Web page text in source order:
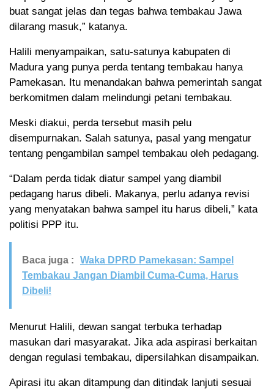
buat sangat jelas dan tegas bahwa tembakau Jawa
dilarang masuk,” katanya.
Halili menyampaikan, satu-satunya kabupaten di
Madura yang punya perda tentang tembakau hanya
Pamekasan. Itu menandakan bahwa pemerintah sangat
berkomitmen dalam melindungi petani tembakau.
Meski diakui, perda tersebut masih pelu
disempurnakan. Salah satunya, pasal yang mengatur
tentang pengambilan sampel tembakau oleh pedagang.
“Dalam perda tidak diatur sampel yang diambil
pedagang harus dibeli. Makanya, perlu adanya revisi
yang menyatakan bahwa sampel itu harus dibeli,” kata
politisi PPP itu.
Baca juga :
Waka DPRD Pamekasan: Sampel
Tembakau Jangan Diambil Cuma-Cuma, Harus
Dibeli!
Menurut Halili, dewan sangat terbuka terhadap
masukan dari masyarakat. Jika ada aspirasi berkaitan
dengan regulasi tembakau, dipersilahkan disampaikan.
Apirasi itu akan ditampung dan ditindak lanjuti sesuai